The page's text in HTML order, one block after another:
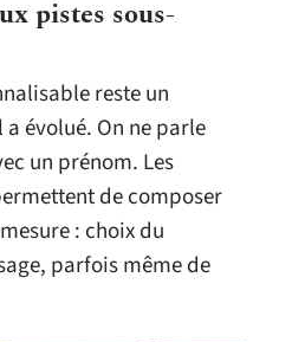
pistes sous-
reste un
évolué. On ne parle
un prénom. Les
de composer
: choix du
parfois même de